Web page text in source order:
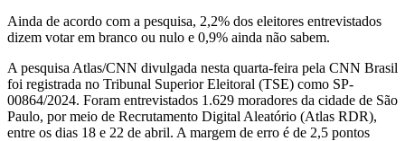
Ainda de acordo com a pesquisa, 2,2% dos eleitores entrevistados
dizem votar em branco ou nulo e 0,9% ainda não sabem.
A pesquisa Atlas/CNN divulgada nesta quarta-feira pela CNN Brasil
foi registrada no Tribunal Superior Eleitoral (TSE) como SP-
00864/2024. Foram entrevistados 1.629 moradores da cidade de São
Paulo, por meio de Recrutamento Digital Aleatório (Atlas RDR),
entre os dias 18 e 22 de abril. A margem de erro é de 2,5 pontos